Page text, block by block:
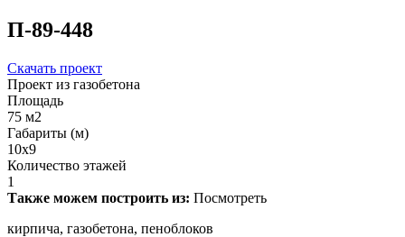
П-89-448
Скачать проект
Проект из газобетона
Площадь
75 м2
Габариты (м)
10х9
Количество этажей
1
Также можем построить из: Посмотреть
кирпича, газобетона, пеноблоков